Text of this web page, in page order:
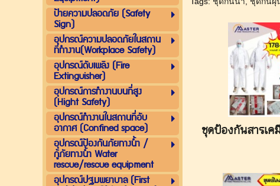
ป้ายความปลอดภัย (Safety
Sign)
อุปกรณ์ความปลอดภัยในสถาน
ที่ทำงาน(Workplace Safety)
อุปกรณ์ดับเพลิง (Fire
Extinguisher)
อุปกรณ์การทำงานบนที่สูง
(Hight Safety)
อุปกรณ์ทำงานในสถานที่อับ
อากาศ (Confined space)
อุปกรณ์ป้องกันภัยทางน้ำ /
กู้ภัยทางน้ำ Water
rescue/rescue equipment
อุปกรณ์ปฐมพยาบาล (First
ชุดป้องกันสารเ